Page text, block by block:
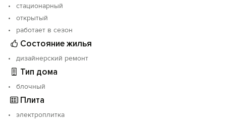
стационарный
открытый
работает в сезон
Состояние жилья
дизайнерский ремонт
Тип дома
блочный
Плита
электроплитка